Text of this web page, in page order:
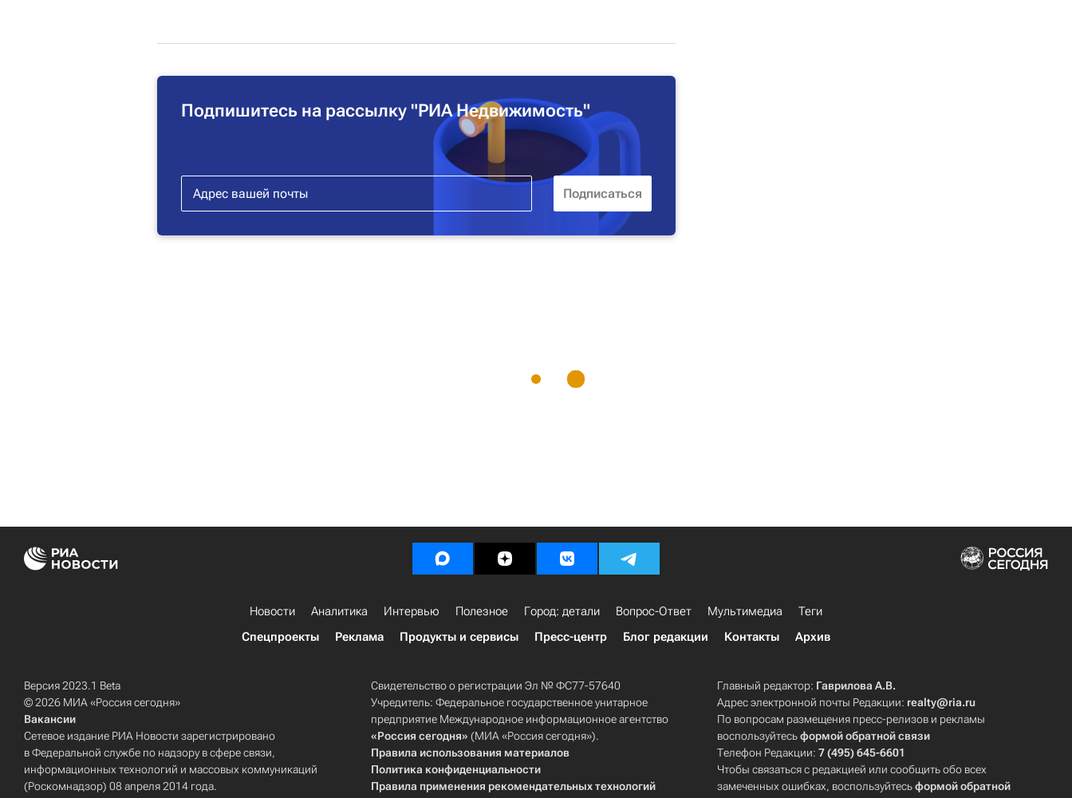
Подпишитесь на рассылку "РИА Недвижимость"
Новости Аналитика Интервью Полезное Город: детали Вопрос-Ответ Мультимедиа
Теги
Спецпроекты
Реклама Продукты и сервисы Пресс-центр Блог редакции Контакты Архив
Версия 2023.1 Beta
© 2026 МИА «Россия сегодня»
Вакансии
Сетевое издание РИА Новости зарегистрировано
в Федеральной службе по надзору в сфере связи,
информационных технологий и массовых коммуникаций
(Роскомнадзор) 08 апреля 2014 года.
Свидетельство о регистрации Эл № ФС77-57640
Учредитель: Федеральное государственное унитарное
предприятие Международное информационное агентство
«Россия сегодня» (МИА «Россия сегодня»).
Правила использования материалов
Политика конфиденциальности
Правила применения рекомендательных технологий
Главный редактор: Гаврилова А.В.
Адрес электронной почты Редакции: realty@ria.ru
По вопросам размещения пресс-релизов и рекламы
воспользуйтесьформой обратной связи
Телефон Редакции:7 (495) 645-6601
Чтобы связаться с редакцией или сообщить обо всех
замеченных ошибках, воспользуйтесьформой обратной